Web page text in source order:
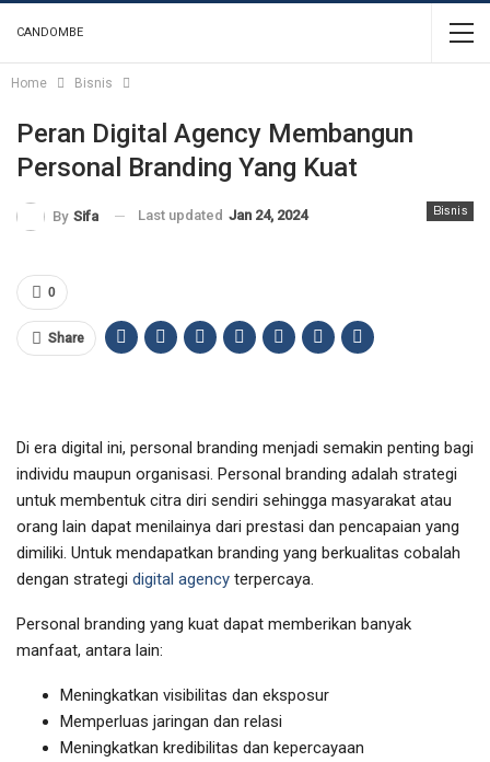
CANDOMBE
Home Bisnis
Peran Digital Agency Membangun
Personal Branding Yang Kuat
Bisnis
By Sifa Last updated Jan 24, 2024
0
Share
Di era digital ini, personal branding menjadi semakin penting bagi
individu maupun organisasi. Personal branding adalah strategi
untuk membentuk citra diri sendiri sehingga masyarakat atau
orang lain dapat menilainya dari prestasi dan pencapaian yang
dimiliki. Untuk mendapatkan branding yang berkualitas cobalah
dengan strategi digital agency terpercaya.
Personal branding yang kuat dapat memberikan banyak
manfaat, antara lain:
Meningkatkan visibilitas dan eksposur
Memperluas jaringan dan relasi
Meningkatkan kredibilitas dan kepercayaan